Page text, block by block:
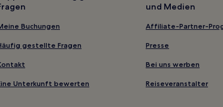
Buchungen
gestellte Fragen
Unterkunft bewerten
und Medien
Affiliate-Partner-
Presse
Bei uns werben
Reiseveranstalter